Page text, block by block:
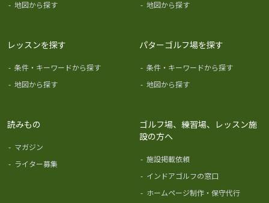
- 地図から探す
- 地図から探す
レッスンを探す
- 条件・キーワードから探す
- 地図から探す
パターゴルフ場を探す
- 条件・キーワードから探す
- 地図から探す
読みもの
- マガジン
- ライター募集
ゴルフ場、練習場、レッスン施
設の方へ
- 施設掲載依頼
- インドアゴルフの窓口
- ホームページ制作・保守代行